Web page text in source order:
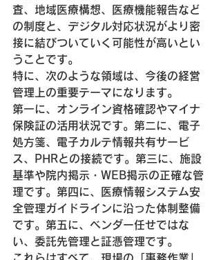
査、地域医療構想、医療機能報告など
の制度と、デジタル対応状況がより密
接に結びついていく可能性が高いとい
うことです。
特に、次のような領域は、今後の経営
管理上の重要テーマになります。
第一に、オンライン資格確認やマイナ
保険証の活用状況です。第二に、電子
処方箋、電子カルテ情報共有サービ
ス、PHRとの接続です。第三に、施設
基準や院内掲示・WEB掲示の正確な管
理です。第四に、医療情報システム安
全管理ガイドラインに沿った体制整備
です。第五に、ベンダー任せではな
い、委託先管理と証憑管理です。